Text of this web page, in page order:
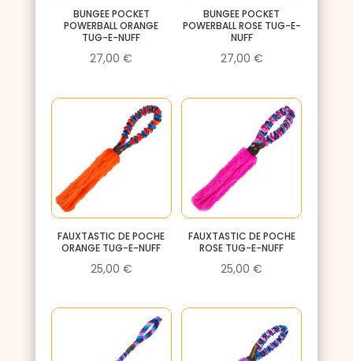
BUNGEE POCKET
POWERBALL ORANGE
TUG-E-NUFF
27,00€
BUNGEE POCKET
POWERBALL ROSE TUG-E-
NUFF
27,00 €
FAUXTASTIC DE POCHE
ORANGE TUG-E-NUFF
25,00 €
FAUXTASTIC DE POCHE
ROSE TUG-E-NUFF
25,00€